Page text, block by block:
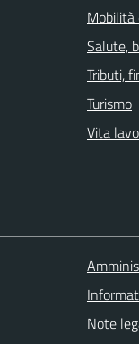
Salute,
Tributi,
Turismo
Vita
Note